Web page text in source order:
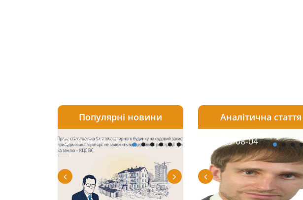
Популярні новини
2026-08-07 2026-08-06
Аналітична стаття
2026-08-03 2026-08-04
2026-08-05